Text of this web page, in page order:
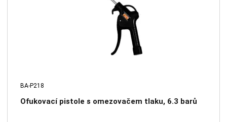
BA-P218
Ofukovací pistole s omezovačem tlaku, 6.3 barů